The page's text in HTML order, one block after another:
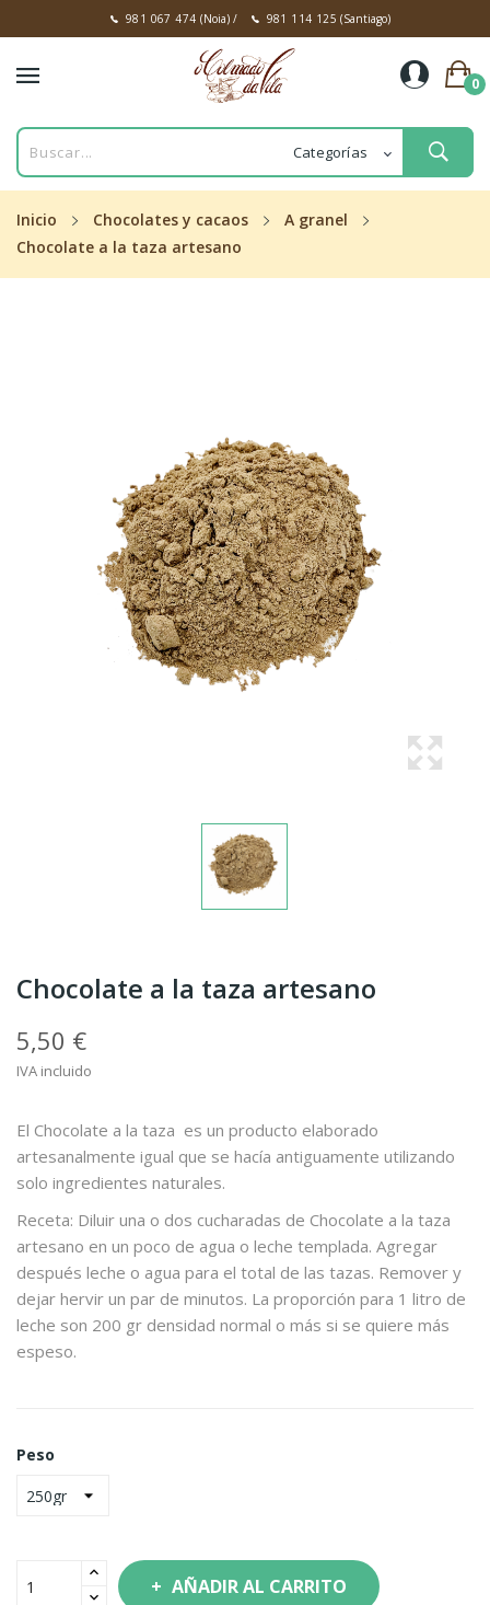
981 067 474 (Noia)/ 981 114 125 (Santiago)
0
Inicio Chocolates y cacaos
A granel
Chocolate a la taza artesano
Chocolate a la taza artesano
5,50 €
IVA incluido
El Chocolate a la taza es un producto elaborado
artesanalmente igual que se hacía antiguamente utilizando
solo ingredientes naturales.
Receta: Diluir una o dos cucharadas de Chocolate a la taza
artesano en un poco de agua o leche templada. Agregar
después leche o agua para el total de las tazas. Remover y
dejar hervir un par de minutos. La proporción para 1 litro de
leche son 200 gr densidad normal o más si se quiere más
espeso.
Peso
AÑADIR AL CARRITO